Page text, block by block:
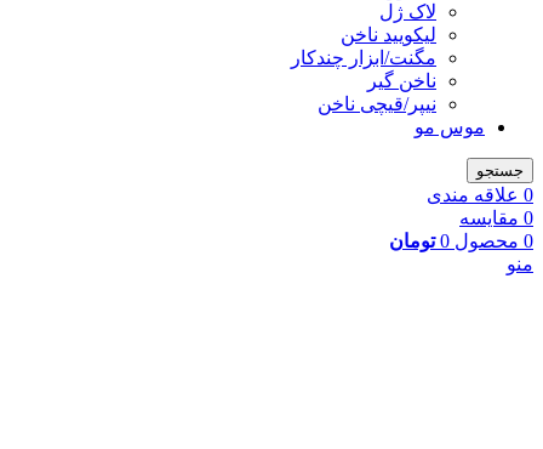
لاک ژل
لیکوييد ناخن
مگنت/ابزار چندکار
ناخن گیر
نیپر/قیچی ناخن
موس مو
جستجو
0 علاقه مندی
0 مقایسه
0 محصول 0 تومان
منو